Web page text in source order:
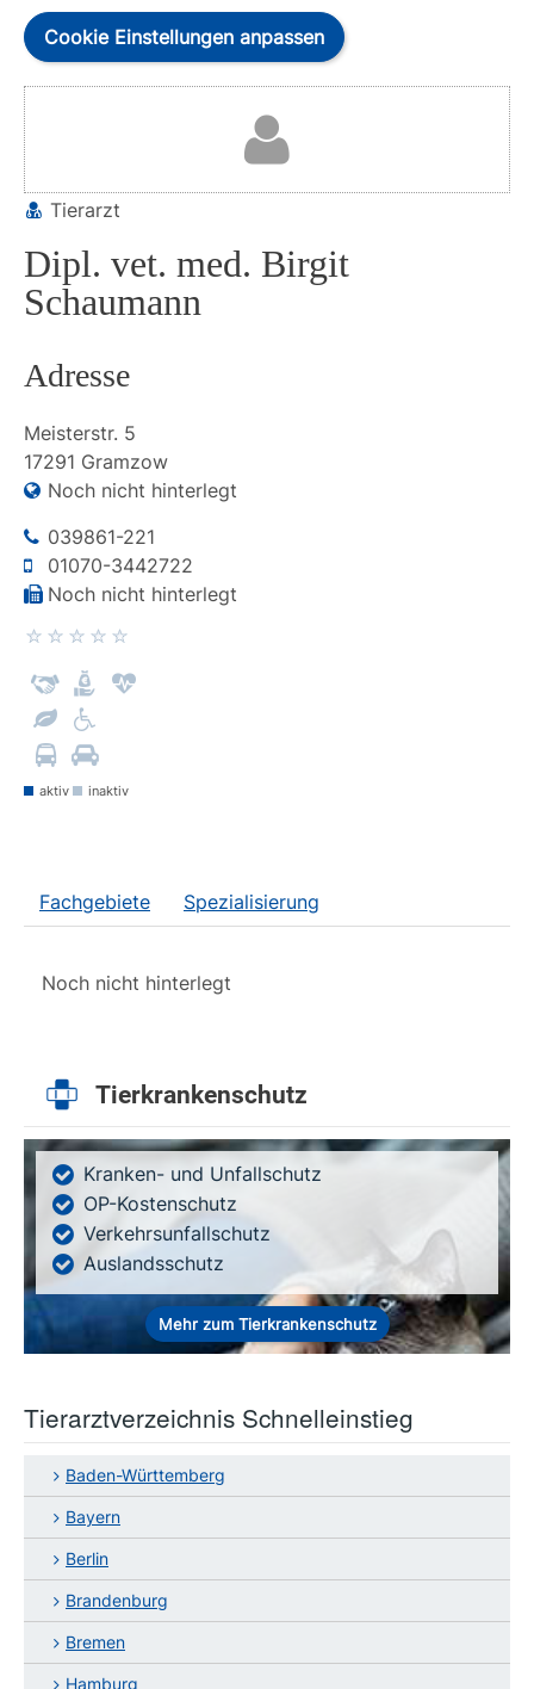
Cookie Einstellungen anpassen
Tierarzt
Dipl. vet. med. Birgit
Schaumann
Adresse
Meisterstr. 5
17291 Gramzow
Noch nicht hinterlegt
039861-221
01070-3442722
Noch nicht hinterlegt
aktiv inaktiv
Fachgebiete Spezialisierung
Noch nicht hinterlegt
Tierkrankenschutz
Kranken- und Unfallschutz
OP-Kostenschutz
Verkehrsunfallschutz
Auslandsschutz
Mehr zum Tierkrankenschutz
Tierarztverzeichnis Schnelleinstieg
Baden-Württemberg
Bayern
Berlin
Brandenburg
Bremen
Hamburg